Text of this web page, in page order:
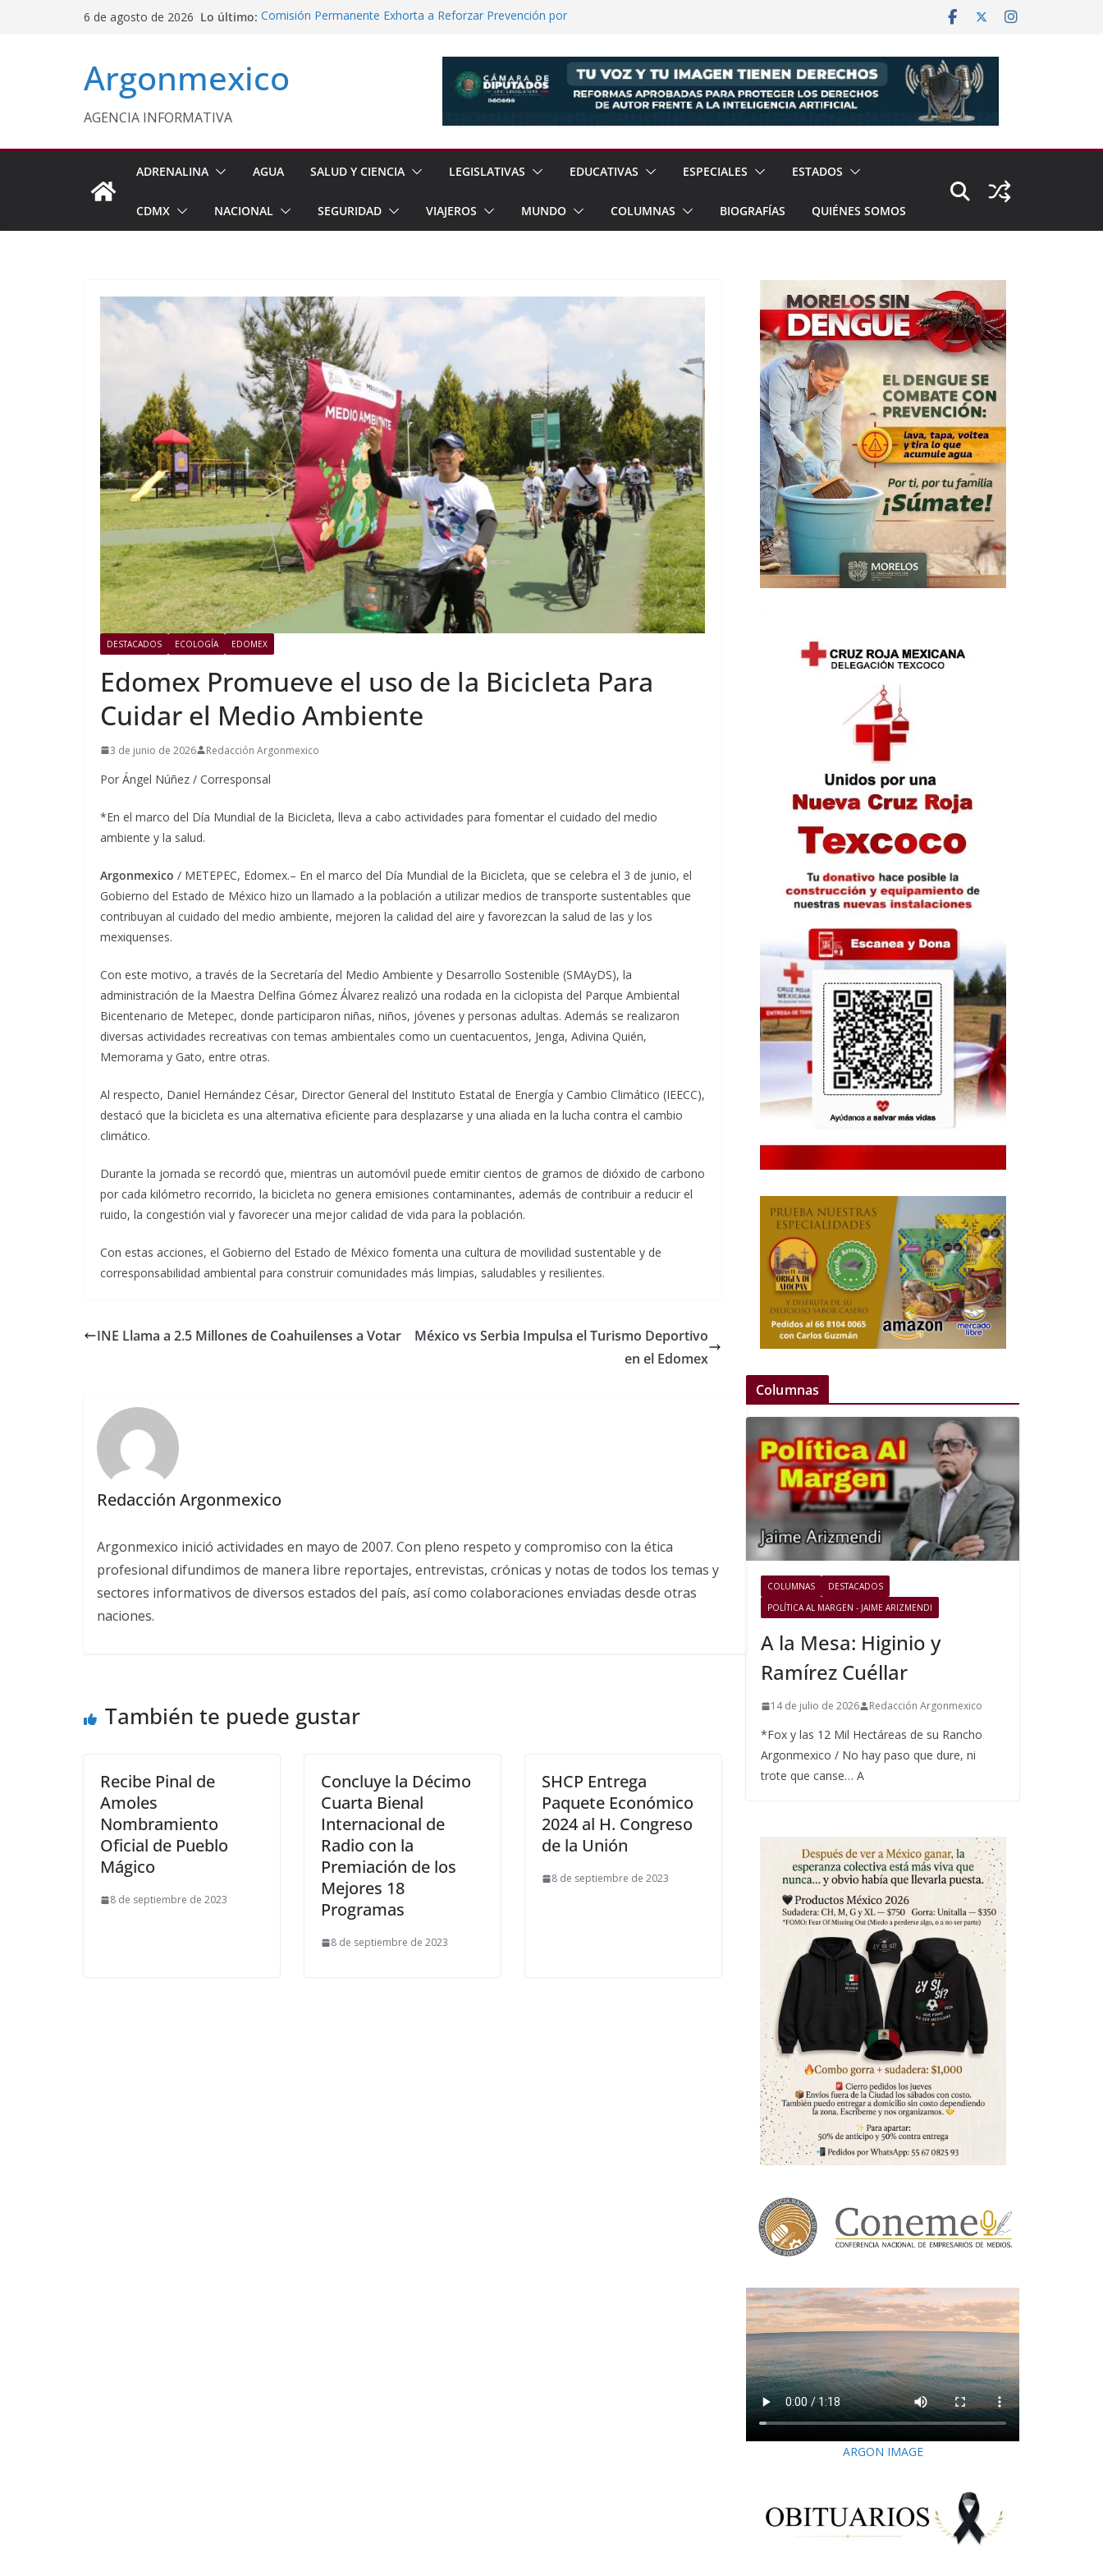
6 de agosto de 2026 Lo último: Comisión Permanente Exhorta a Reforzar Prevención por
Javier Saldaña Fortalece Aspiración con Multitudinario Evento
Reconoce ANTAD Morelos Estrategias de Seguridad de la
Siembra de 6.6 Millones de Árboles
Argonmexico
AGENCIA INFORMATIVA
ADRENALINA AGUA SALUD Y CIENCIA LEGISLATIVAS EDUCATIVAS ESPECIALES ESTADOS
CDMX NACIONAL SEGURIDAD VIAJEROS MUNDO COLUMNAS BIOGRAFÍAS QUIÉNES SOMOS
DESTACADOS ECOLOGÍA EDOMEX
Edomex Promueve el uso de la Bicicleta Para
Cuidar el Medio Ambiente
3 de junio de 2026 Redacción Argonmexico
Por Ángel Núñez / Corresponsal
*En el marco del Día Mundial de la Bicicleta, lleva a cabo actividades para fomentar el cuidado del medio
ambiente y la salud.
Argonmexico / METEPEC, Edomex.– En el marco del Día Mundial de la Bicicleta, que se celebra el 3 de junio, el
Gobierno del Estado de México hizo un llamado a la población a utilizar medios de transporte sustentables que
contribuyan al cuidado del medio ambiente, mejoren la calidad del aire y favorezcan la salud de las y los
mexiquenses.
Con este motivo, a través de la Secretaría del Medio Ambiente y Desarrollo Sostenible (SMAyDS), la
administración de la Maestra Delfina Gómez Álvarez realizó una rodada en la ciclopista del Parque Ambiental
Bicentenario de Metepec, donde participaron niñas, niños, jóvenes y personas adultas. Además se realizaron
diversas actividades recreativas con temas ambientales como un cuentacuentos, Jenga, Adivina Quién,
Memorama y Gato, entre otras.
Al respecto, Daniel Hernández César, Director General del Instituto Estatal de Energía y Cambio Climático (IEECC),
destacó que la bicicleta es una alternativa eficiente para desplazarse y una aliada en la lucha contra el cambio
climático.
Durante la jornada se recordó que, mientras un automóvil puede emitir cientos de gramos de dióxido de carbono
por cada kilómetro recorrido, la bicicleta no genera emisiones contaminantes, además de contribuir a reducir el
ruido, la congestión vial y favorecer una mejor calidad de vida para la población.
Con estas acciones, el Gobierno del Estado de México fomenta una cultura de movilidad sustentable y de
corresponsabilidad ambiental para construir comunidades más limpias, saludables y resilientes.
INE Llama a 2.5 Millones de Coahuilenses a Votar
México vs Serbia Impulsa el Turismo Deportivo
en el Edomex
Redacción Argonmexico
Argonmexico inició actividades en mayo de 2007. Con pleno respeto y compromiso con la ética
profesional difundimos de manera libre reportajes, entrevistas, crónicas y notas de todos los temas y
sectores informativos de diversos estados del país, así como colaboraciones enviadas desde otras
naciones.
También te puede gustar
Recibe Pinal de
Amoles
Nombramiento
Oficial de Pueblo
Mágico
8 de septiembre de 2023
Concluye la Décimo
Cuarta Bienal
Internacional de
Radio con la
Premiación de los
Mejores 18
Programas
8 de septiembre de 2023
SHCP Entrega
Paquete Económico
2024 al H. Congreso
de la Unión
8 de septiembre de 2023
Columnas
COLUMNAS
DESTACADOS
POLÍTICA AL MARGEN - JAIME ARIZMENDI
A la Mesa: Higinio y
Ramírez Cuéllar
14 de julio de 2026 Redacción Argonmexico
*Fox y las 12 Mil Hectáreas de su Rancho
Argonmexico / No hay paso que dure, ni
trote que canse… A
ARGON IMAGE